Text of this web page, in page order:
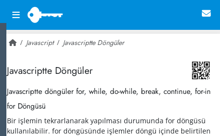
Javascript Javascriptte Döngüler
Javascriptte Döngüler
Javascriptte döngüler for, while, do-while, break, continue, for-in
for Döngüsü
Bir işlemin tekrarlanarak yapılması durumunda for döngüsü
kullanılabilir. for döngüsünde işlemler döngü içinde belirtilen